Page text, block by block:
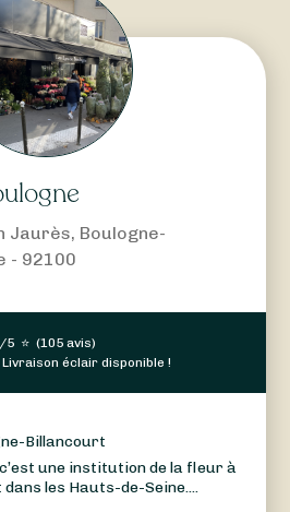
Jaurès, Boulogne-
- 92100
5 ⭐ (105 avis)
Livraison éclair disponible !
Billancourt
c’est une institution de la fleur à
les Hauts-de-Seine....